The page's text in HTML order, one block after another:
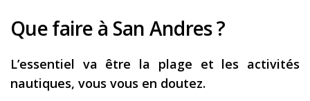
Que faire à San Andres ?
L’essentiel va être la plage et les activités
nautiques, vous vous en doutez.